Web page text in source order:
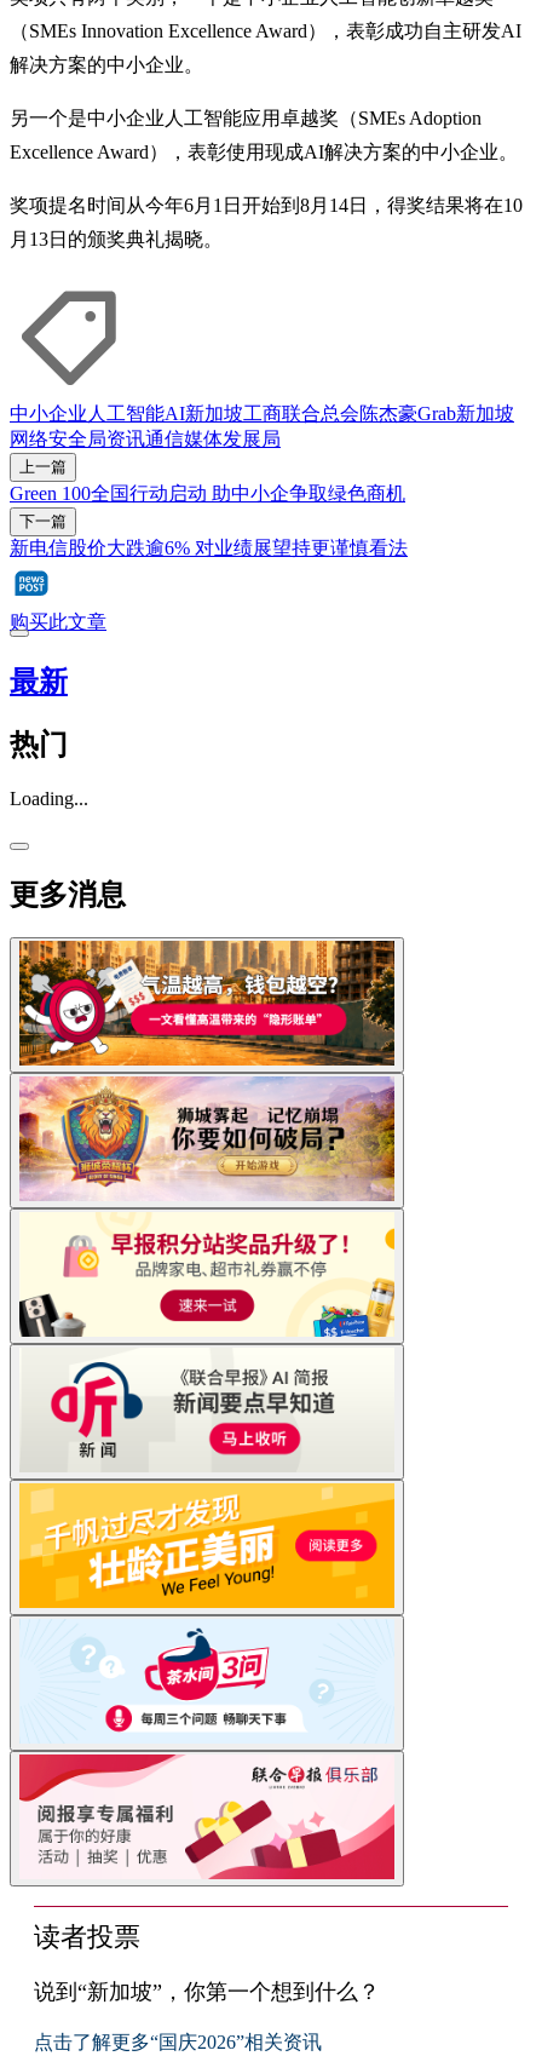
（SMEs Innovation Excellence Award），表彰成功自主研发AI
解决方案的中小企业。
另一个是中小企业人工智能应用卓越奖（SMEs Adoption
Excellence Award），表彰使用现成AI解决方案的中小企业。
奖项提名时间从今年6月1日开始到8月14日，得奖结果将在10
月13日的颁奖典礼揭晓。
中小企业 人工智能AI新加坡工商联合总会陈杰豪Grab新加坡
网络安全局资讯通信媒体发展局
上一篇
Green 100全国行动启动 助中小企争取绿色商机
下一篇
新电信股价大跌逾6% 对业绩展望持更谨慎看法
购买此文章
最新
热门
Loading...
更多消息